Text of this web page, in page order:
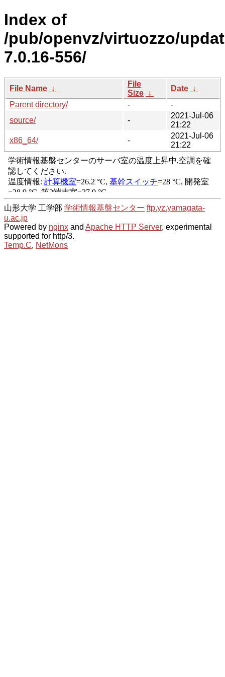
Index of
/pub/openvz/virtuozzo/
7.0.16-556/
File Name ↓
File
Size ↓
Date ↓
Parent directory/
-
-
source/
-
2021-Jul-06
21:22
x86_64/
-
2021-Jul-06
21:22
山形大学 工学部 学術情報基盤センター ftp.yz.yamagata-
u.ac.jp
Powered by nginx and Apache HTTP Server, experimental
supported for http/3.
Temp.C, NetMons